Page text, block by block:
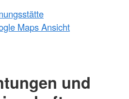
Maps Ansicht
und